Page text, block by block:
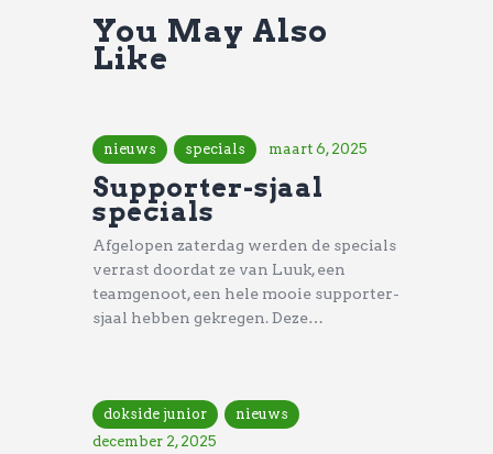
You May Also
Like
nieuws specials maart 6, 2025
Supporter-sjaal
specials
Afgelopen zaterdag werden de specials
verrast doordat ze van Luuk, een
teamgenoot, een hele mooie supporter-
sjaal hebben gekregen. Deze…
dokside junior
nieuws
december 2, 2025